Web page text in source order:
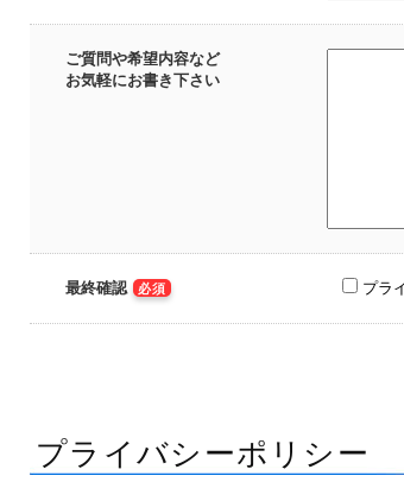
ご質問や希望内容など
お気軽にお書き下さい
最終確認 必須 プラ
プライバシーポリシー